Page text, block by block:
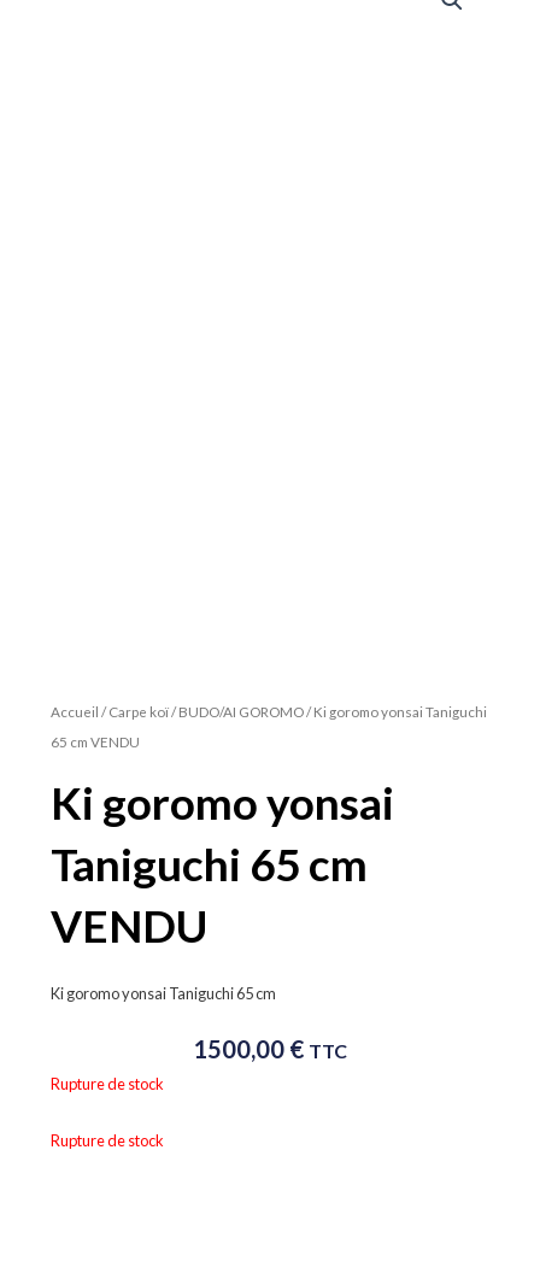
Accueil /Carpe koï/BUDO/AI GOROMO/ Ki goromo yonsai Taniguchi
65 cm VENDU
Ki goromo yonsai
Taniguchi 65 cm
VENDU
Ki goromo yonsai Taniguchi 65 cm
1500,00 € TTC
Rupture de stock
Rupture de stock